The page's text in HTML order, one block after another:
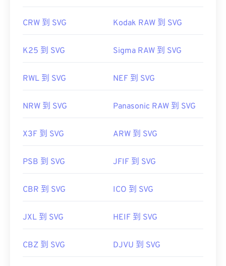
CRW 到 SVG Kodak RAW 到 SVG
K25 到 SVG Sigma RAW 到 SVG
RWL 到 SVG NEF 到 SVG
NRW 到 SVG Panasonic RAW 到 SVG
X3F 到 SVG ARW 到 SVG
PSB 到 SVG JFIF 到 SVG
CBR 到 SVG ICO 到 SVG
JXL 到 SVG HEIF 到 SVG
CBZ 到 SVG DJVU 到 SVG